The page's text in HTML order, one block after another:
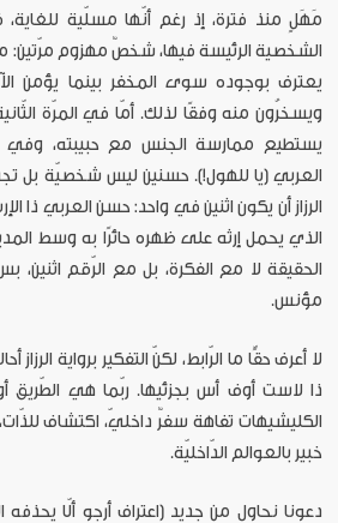
مَهَلٍ منذ فترة، إذ رغم أنّها مسلّية للغاية،
الشخصية الرئيسة فيها، شخصٌ مهزوم مرّتين:
يعترف بوجوده سوى المخفر بينما يؤمن
ويسخرُون منه وفقًا لذلك. أمّا في المرّة
يستطيع ممارسة الجنس مع حبيبته، وفي
العربي (يا للهول!). حسنين ليس شخصيّة بل
الرزاز أن يكون اثنين في واحد: حسن العربي ذا
الذي يحمل إرثه على ظهره حائرًا به وسط
الحقيقة لا مع الفكرة، بل مع الرّقم اثنين،
مؤنس.
لا أعرف حقًّا ما الرّابط، لكنّ التفكير برواية
ذا لاست أوف أس بجزئيها. ربّما هي الطّريق
الكليشيهات تفاهة سفرٌ داخليّ، اكتشاف
خبير بالعوالم الدّاخليّة.
دعونا نحاول من جديد (اعتراف أرجو ألّا يحذفه